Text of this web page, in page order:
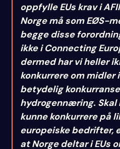
oppfylle EUs krav i
Norge må som EØS-
begge disse
ikke i Connecting
dermed har vi heller
konkurrere om midler i
betydelig
hydrogennæring.
kunne konkurrere på
europeiske bedrifter,
at Norge deltar i EUs